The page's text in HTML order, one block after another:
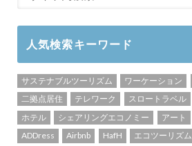
人気検索キーワード
サステナブルツーリズム ワーケーション
二拠点居住
テレワーク スロートラベル
ホテル
シェアリングエコノミー アート
ADDress
Airbnb HafH エコツーリズム